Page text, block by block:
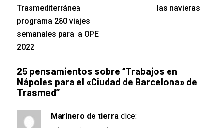
Trasmediterránea
programa 280 viajes
semanales para la OPE
2022
las navieras
25 pensamientos sobre “Trabajos en
Nápoles para el «Ciudad de Barcelona» de
Trasmed”
Marinero de tierra dice: